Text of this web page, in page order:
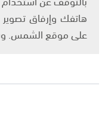
هاتفك وإرفاق
على موقع الشمس.